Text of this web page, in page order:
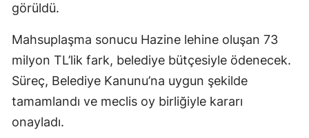
görüldü.
Mahsuplaşma sonucu Hazine lehine oluşan 73
milyon TL’lik fark, belediye bütçesiyle ödenecek.
Süreç, Belediye Kanunu’na uygun şekilde
tamamlandı ve meclis oy birliğiyle kararı
onayladı.